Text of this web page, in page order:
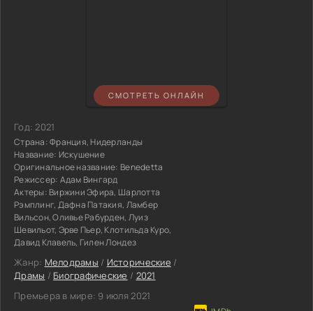
СМОТРЕТЬ ОНЛАЙН
Год:2021
Страна:Франция, Нидерланды
Название: Искушение
Оригинальное название: Benedetta
Режиссер: Адам Вингард
Актеры: Виржини Эфира, Шарлотта
Рэмплинг, Дафна Патакия, Ламбер
Вильсон, Оливье Рабурден, Луиз
Шевильот, Эрве Пьер, Клотильда Куро,
Давид Клавель, Гилен Лондез
Жанр: Мелодрамы / Исторические /
Драмы / Биографические / 2021
Премьера в мире: 9 июля 2021